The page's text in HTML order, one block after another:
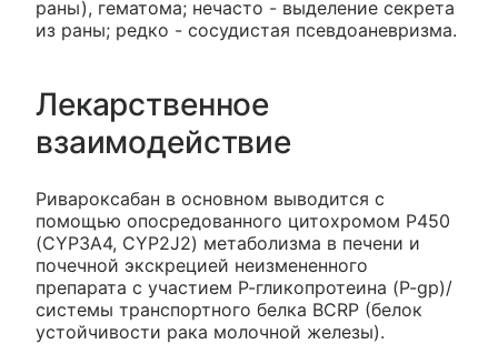
раны), гематома; нечасто - выделение секрета
из раны; редко - сосудистая псевдоаневризма.
Лекарственное
взаимодействие
Ривароксабан в основном выводится с
помощью опосредованного цитохромом Р450
(CYP3A4, CYP2J2) метаболизма в печени и
почечной экскрецией неизмененного
препарата с участием Р-гликопротеина (P-gp)/
системы транспортного белка BCRP (белок
устойчивости рака молочной железы).